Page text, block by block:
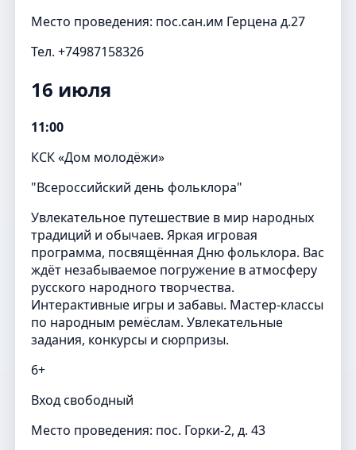
Место проведения: пос.сан.им Герцена д.27
Тел. +74987158326
16 июля
11:00
КСК «Дом молодёжи»
"Всероссийский день фольклора"
Увлекательное путешествие в мир народных
традиций и обычаев. Яркая игровая
программа, посвящённая Дню фольклора. Вас
ждёт незабываемое погружение в атмосферу
русского народного творчества.
Интерактивные игры и забавы. Мастер-классы
по народным ремёслам. Увлекательные
задания, конкурсы и сюрпризы.
6+
Вход свободный
Место проведения: пос. Горки-2, д. 43